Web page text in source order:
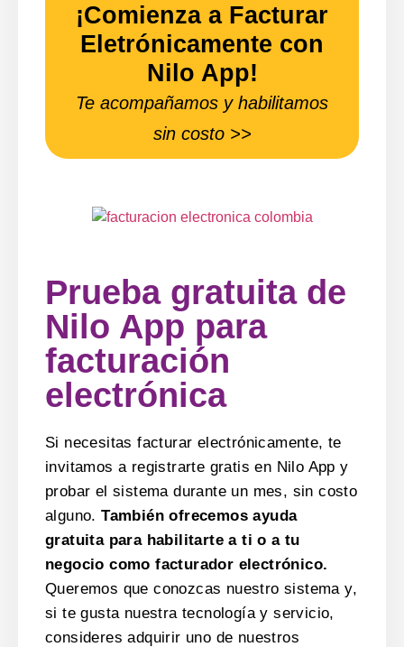
¡Comienza a Facturar
Eletrónicamente con
Nilo App!
Te acompañamos y habilitamos
sin costo >>
Prueba gratuita de
Nilo App para
facturación
electrónica
Si necesitas facturar electrónicamente, te
invitamos a registrarte gratis en Nilo App y
probar el sistema durante un mes, sin costo
alguno.También ofrecemos ayuda
gratuita para habilitarte a ti o a tu
negocio como facturador electrónico.
Queremos que conozcas nuestro sistema y,
si te gusta nuestra tecnología y servicio,
consideres adquirir uno de nuestros